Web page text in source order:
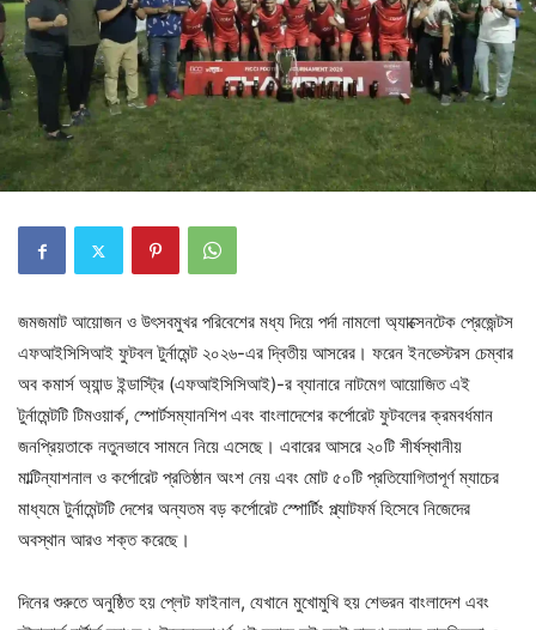
জমজমাট আয়োজন ও উৎসবমুখর পরিবেশের মধ্য দিয়ে পর্দা নামলো অ্যাক্সেনটেক প্রেজেন্টস
এফআইসিসিআই ফুটবল টুর্নামেন্ট ২০২৬-এর দ্বিতীয় আসরের। ফরেন ইনভেস্টরস চেম্বার
অব কমার্স অ্যান্ড ইন্ডাস্ট্রি (এফআইসিসিআই)-র ব্যানারে নাটমেগ আয়োজিত এই
টুর্নামেন্টটি টিমওয়ার্ক, স্পোর্টসম্যানশিপ এবং বাংলাদেশের কর্পোরেট ফুটবলের ক্রমবর্ধমান
জনপ্রিয়তাকে নতুনভাবে সামনে নিয়ে এসেছে। এবারের আসরে ২০টি শীর্ষস্থানীয়
মাল্টিন্যাশনাল ও কর্পোরেট প্রতিষ্ঠান অংশ নেয় এবং মোট ৫০টি প্রতিযোগিতাপূর্ণ ম্যাচের
মাধ্যমে টুর্নামেন্টটি দেশের অন্যতম বড় কর্পোরেট স্পোর্টিং প্ল্যাটফর্ম হিসেবে নিজেদের
অবস্থান আরও শক্ত করেছে।
দিনের শুরুতে অনুষ্ঠিত হয় প্লেট ফাইনাল, যেখানে মুখোমুখি হয় শেভরন বাংলাদেশ এবং